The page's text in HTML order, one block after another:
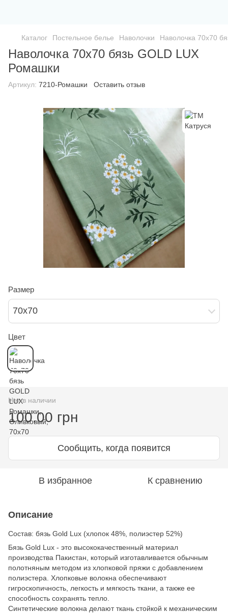
Каталог Постельное белье Наволочки Наволочка 70х70
Наволочка 70х70 бязь GOLD LUX
Ромашки
Артикул: 7210-Ромашки Оставить отзыв
Размер
70х70
Цвет
Нет в наличии
100.00 грн
Сообщить, когда появится
В избранное К сравнению
Описание
Состав: бязь Gold Lux (хлопок 48%, полиэстер 52%)
Бязь Gold Lux - это высококачественный материал
производства Пакистан, который изготавливается обычным
полотняным методом из хлопковой пряжи с добавлением
полиэстера. Хлопковые волокна обеспечивают
гигроскопичность, легкость и мягкость ткани, а также ее
способность сохранять тепло.
Синтетические волокна делают ткань стойкой к механическим